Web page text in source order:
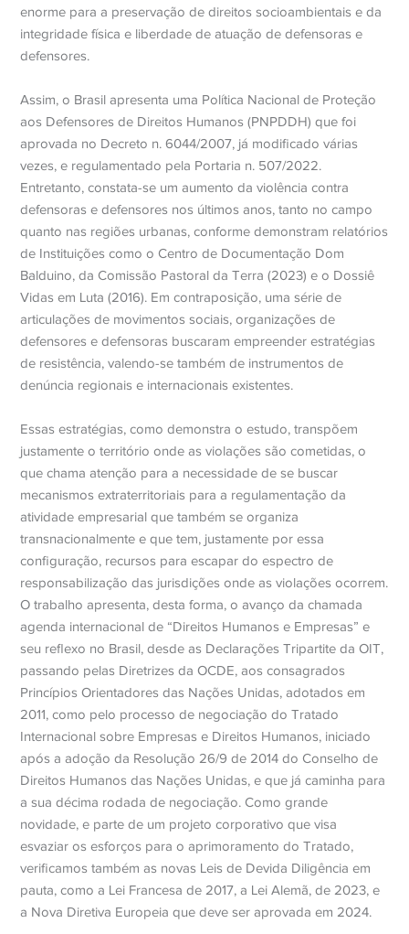
enorme para a preservação de direitos socioambientais e da
integridade física e liberdade de atuação de defensoras e
defensores.
Assim, o Brasil apresenta uma Política Nacional de Proteção
aos Defensores de Direitos Humanos (PNPDDH) que foi
aprovada no Decreto n. 6044/2007, já modificado várias
vezes, e regulamentado pela Portaria n. 507/2022.
Entretanto, constata-se um aumento da violência contra
defensoras e defensores nos últimos anos, tanto no campo
quanto nas regiões urbanas, conforme demonstram relatórios
de Instituições como o Centro de Documentação Dom
Balduino, da Comissão Pastoral da Terra (2023) e o Dossiê
Vidas em Luta (2016). Em contraposição, uma série de
articulações de movimentos sociais, organizações de
defensores e defensoras buscaram empreender estratégias
de resistência, valendo-se também de instrumentos de
denúncia regionais e internacionais existentes.
Essas estratégias, como demonstra o estudo, transpõem
justamente o território onde as violações são cometidas, o
que chama atenção para a necessidade de se buscar
mecanismos extraterritoriais para a regulamentação da
atividade empresarial que também se organiza
transnacionalmente e que tem, justamente por essa
configuração, recursos para escapar do espectro de
responsabilização das jurisdições onde as violações ocorrem.
O trabalho apresenta, desta forma, o avanço da chamada
agenda internacional de “Direitos Humanos e Empresas” e
seu reflexo no Brasil, desde as Declarações Tripartite da OIT,
passando pelas Diretrizes da OCDE, aos consagrados
Princípios Orientadores das Nações Unidas, adotados em
2011, como pelo processo de negociação do Tratado
Internacional sobre Empresas e Direitos Humanos, iniciado
após a adoção da Resolução 26/9 de 2014 do Conselho de
Direitos Humanos das Nações Unidas, e que já caminha para
a sua décima rodada de negociação. Como grande
novidade, e parte de um projeto corporativo que visa
esvaziar os esforços para o aprimoramento do Tratado,
verificamos também as novas Leis de Devida Diligência em
pauta, como a Lei Francesa de 2017, a Lei Alemã, de 2023, e
a Nova Diretiva Europeia que deve ser aprovada em 2024.